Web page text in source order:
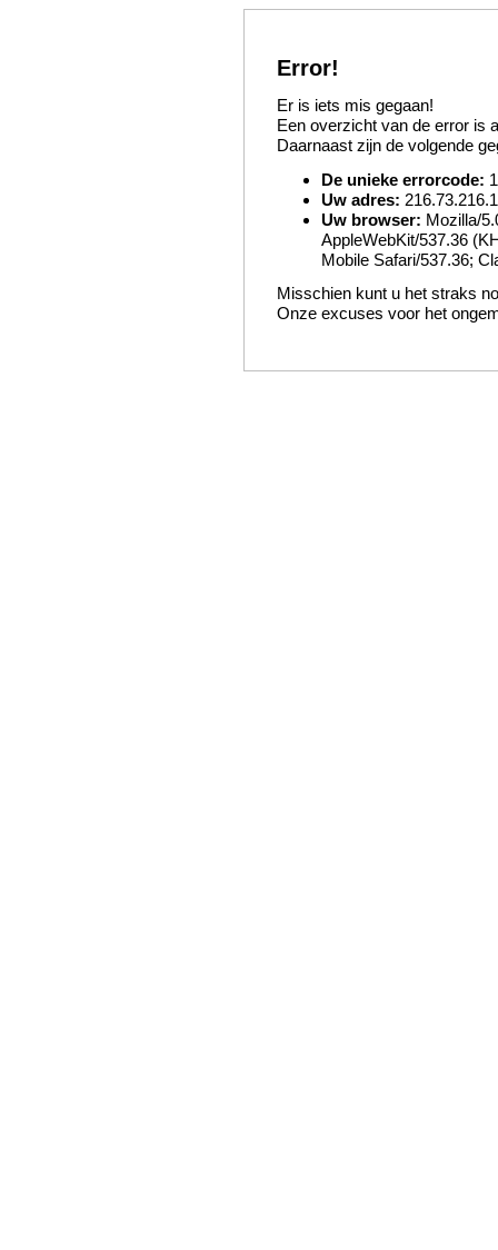
Error!
Er is iets mis gegaan!
Een overzicht van de error is
Daarnaast zijn de volgende
De unieke errorcode:
Uw adres:
Uw browser: Mozilla/
AppleWebKit/537.36
Mobile Safari/537.36;
Misschien kunt u het straks
Onze excuses voor het